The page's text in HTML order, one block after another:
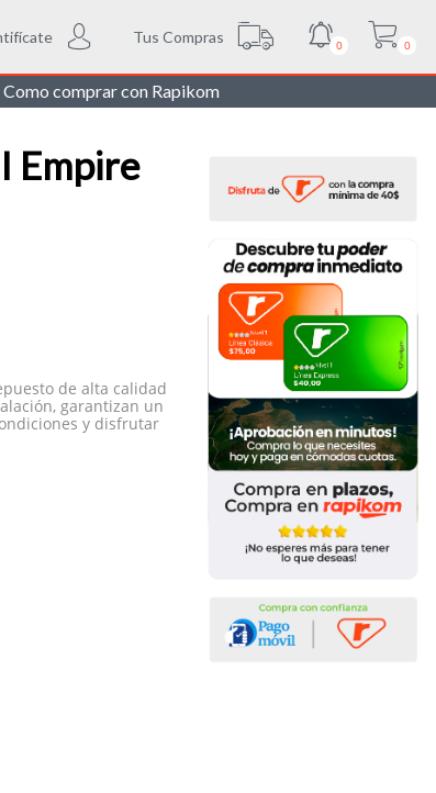
Tus Compras 0 0
Como comprar con Rapikom
Empire
de alta calidad
garantizan un
y disfrutar